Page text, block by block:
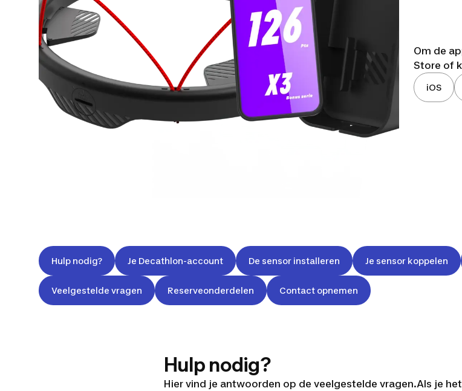
Om de
Store of
iOS
Hulp nodig? Je Decathlon-account De sensor installeren Je sensor koppelen
Veelgestelde vragen Reserveonderdelen Contact opnemen
Hulp nodig?
Hier vind je antwoorden op de veelgestelde vragen.Als je